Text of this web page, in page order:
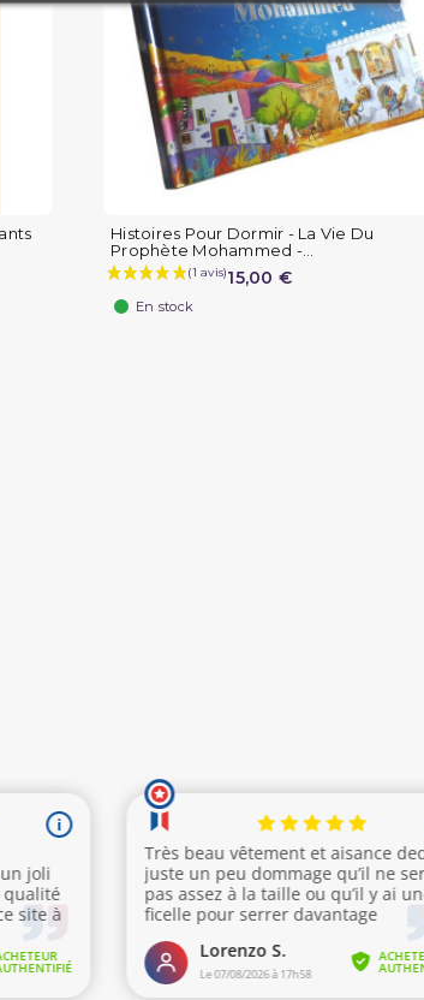
Histoires Pour Dormir - La Vie Du
Prophète Mohammed -...
15,00 €
En stock